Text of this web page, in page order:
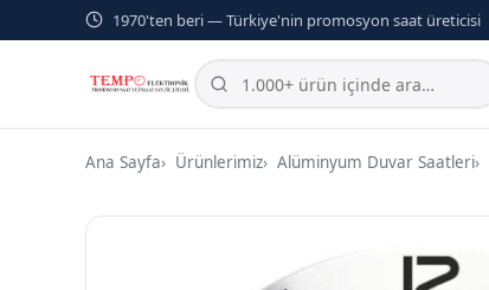
1970'ten beri — Türkiye'nin promosyon saat üreticisi
Ana Sayfa Ürünlerimiz Alüminyum Duvar Saatleri